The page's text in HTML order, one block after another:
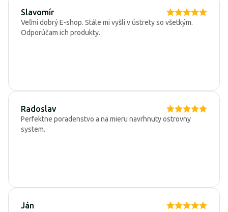
Slavomír
Veľmi dobrý E-shop. Stále mi vyšli v ústrety so všetkým.
Odporúčam ich produkty.
Radoslav
Perfektne poradenstvo a na mieru navrhnuty ostrovny
system.
Ján